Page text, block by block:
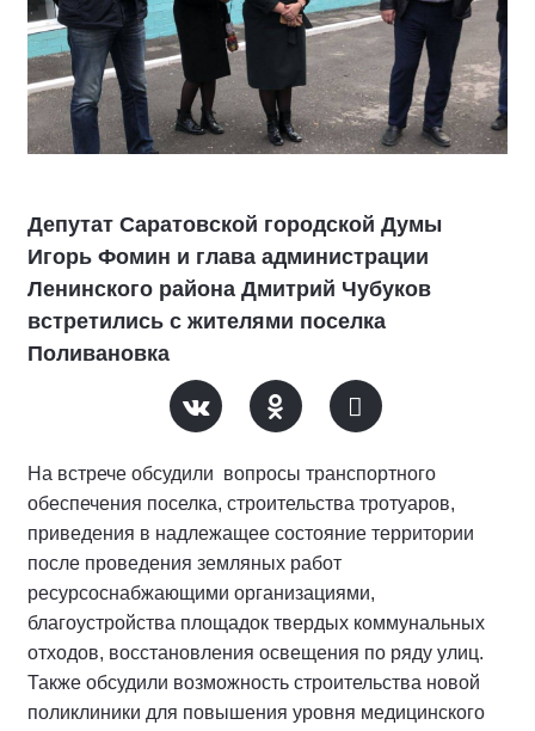
Депутат Саратовской городской Думы
Игорь Фомин и глава администрации
Ленинского района Дмитрий Чубуков
встретились с жителями поселка
Поливановка
На встрече обсудили вопросы транспортного
обеспечения поселка, строительства тротуаров,
приведения в надлежащее состояние территории
после проведения земляных работ
ресурсоснабжающими организациями,
благоустройства площадок твердых коммунальных
отходов, восстановления освещения по ряду улиц.
Также обсудили возможность строительства новой
поликлиники для повышения уровня медицинского